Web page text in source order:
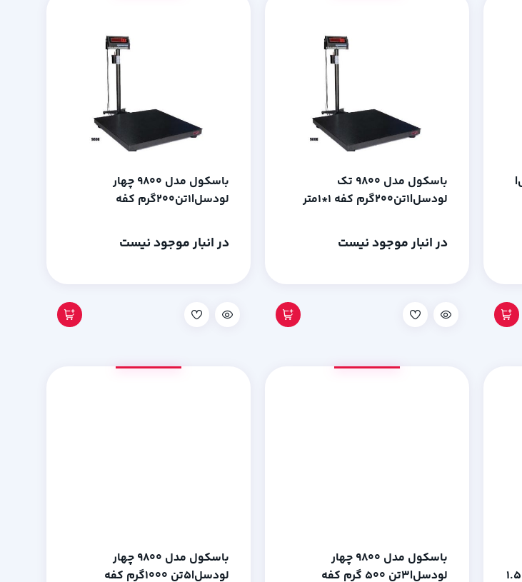
باسکول مدل 9800 تک
لودسل|1تن200گرم کفه 1*1متر
در انبار موجود نیست
باسکول مدل 9800 چهار
لودسل|1تن200گرم کفه
در انبار موجود نیست
لودسل|2تن 500گرم کفه 1.5*1.5
باسکول مدل 9800 چهار
لودسل|3تن 500 گرم کفه
باسکول مدل 9800 چهار
لودسل|5تن 1000گرم کفه